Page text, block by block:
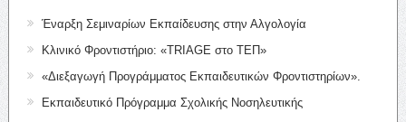
Έναρξη Σεμιναρίων Εκπαίδευσης στην Αλγολογία
Κλινικό Φροντιστήριο: «TRIAGE στο ΤΕΠ»
«Διεξαγωγή Προγράμματος Εκπαιδευτικών Φροντιστηρίων».
Εκπαιδευτικό Πρόγραμμα Σχολικής Νοσηλευτικής